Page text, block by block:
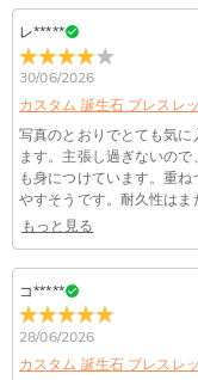
レ*****
30/06/2026
カスタム 誕生石 ブレスレ
写真のとおりでとても気に
ます。主張し過ぎないので
も身につけています。重ね
やすそうです。耐久性はま
ませんが…
もっと見る
コ*****
28/06/2026
カスタム 誕生石 ブレスレ
もし注文確認メー
したら、至急カス
文番号もお送りくだ
Drawelryからの
Drawelryからのメ
られます。原因①
策：迷惑メールフ
迷惑メールでない
メールが正しく届
更してください。
れている。解決策
りするメールも遅
レスからお名前と
レスの入力に誤り
メールを
支払方法は何が
お支払い方法は、
Paypal、
コンビニ前払い
か
コンビニ前払いの
す。
支払い情報は保
お支払い情報は高
客様のお支払い情
Paypal又はクレジ
個人情報は保護
当社では、個人情
り、プライバシー
安全にご利用いた